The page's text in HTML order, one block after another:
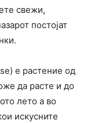
свежи,
постојат
е растение од
да расте и до
лето а во
искусните